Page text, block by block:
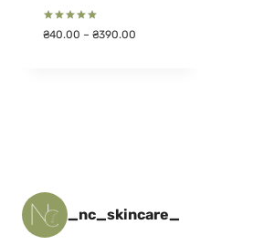
Оцінено в
5.00
₴40.00 – ₴390.00
_nc_skincare_